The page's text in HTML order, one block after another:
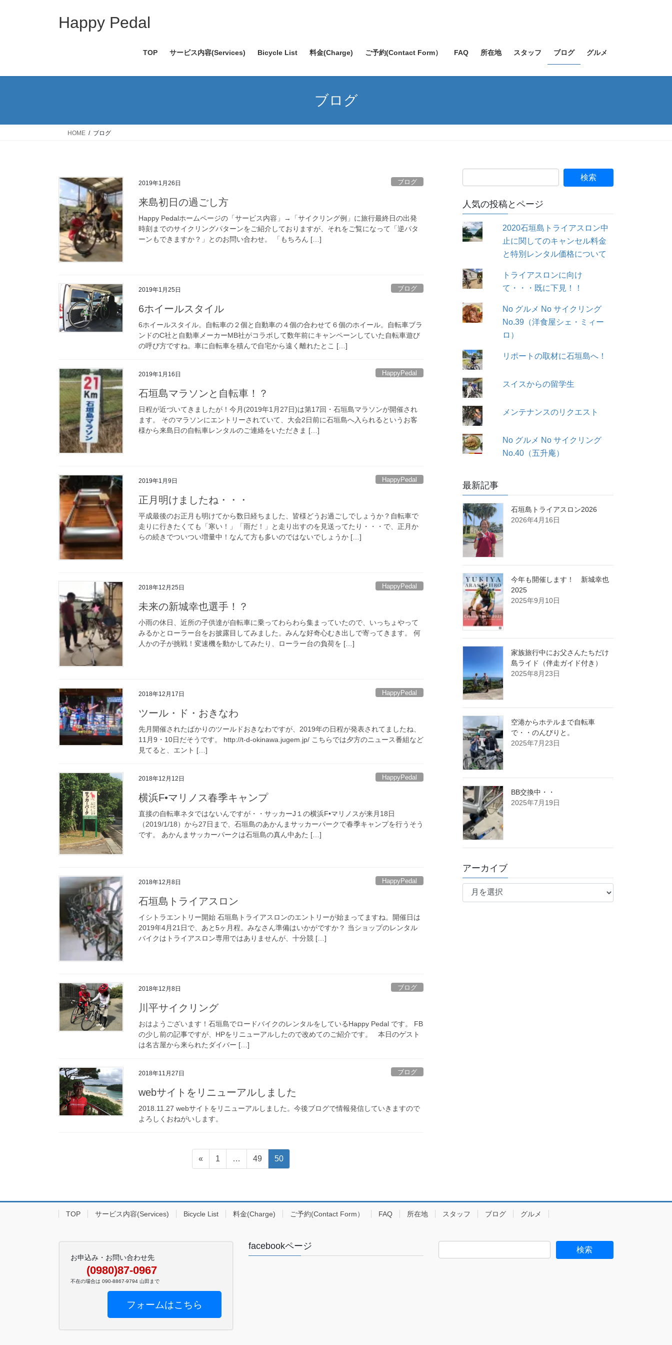
ス
ン
Happy Pedal
TOP サービス内容(Services) Bicycle List 料金(Charge) ご予約(Contact Form） FAQ 所在地 スタッフ ブログ グルメ
ブログ
HOME ブログ
2019年1月26日 ブログ
来島初日の過ごし方
Happy Pedalホームページの「サービス内容」→「サイクリング例」に旅行最終日の出発
時刻までのサイクリングパターンをご紹介しておりますが、それをご覧になって「逆パタ
ーンもできますか？」とのお問い合わせ。 「もちろん […]
2019年1月25日 ブログ
6ホイールスタイル
6ホイールスタイル。自転車の２個と自動車の４個の合わせて６個のホイール。自転車ブラ
ンドのC社と自動車メーカーMB社がコラボして数年前にキャンペーンしていた自転車遊び
の呼び方ですね。車に自転車を積んで自宅から遠く離れたとこ […]
2019年1月16日 HappyPedal
石垣島マラソンと自転車！？
日程が近づいてきましたが！今月(2019年1月27日)は第17回・石垣島マラソンが開催され
ます。 そのマラソンにエントリーされていて、大会2日前に石垣島へ入られるというお客
様から来島日の自転車レンタルのご連絡をいただきま […]
2019年1月9日 HappyPedal
正月明けましたね・・・
平成最後のお正月も明けてから数日経ちました、皆様どうお過ごしでしょうか？自転車で
走りに行きたくても「寒い！」「雨だ！」と走り出すのを見送ってたり・・・で、正月か
らの続きでついつい増量中！なんて方も多いのではないでしょうか […]
2018年12月25日 HappyPedal
未来の新城幸也選手！？
小雨の休日、近所の子供達が自転車に乗ってわらわら集まっていたので、いっちょやって
みるかとローラー台をお披露目してみました。みんな好奇心むき出しで寄ってきます。 何
人かの子が挑戦！変速機を動かしてみたり、ローラー台の負荷を […]
2018年12月17日 HappyPedal
ツール・ド・おきなわ
先月開催されたばかりのツールドおきなわですが、2019年の日程が発表されてましたね、
11月9・10日だそうです。 http://t-d-okinawa.jugem.jp/ こちらでは夕方のニュース番組など
見てると、エント […]
2018年12月12日 HappyPedal
横浜F•マリノス春季キャンプ
直接の自転車ネタではないんですが・・サッカーJ１の横浜F•マリノスが来月18日
（2019/1/18）から27日まで、石垣島のあかんまサッカーパークで春季キャンプを行うそう
です。 あかんまサッカーパークは石垣島の真ん中あた […]
2018年12月8日 HappyPedal
石垣島トライアスロン
イシトラエントリー開始 石垣島トライアスロンのエントリーが始まってますね。開催日は
2019年4月21日で、あと5ヶ月程。みなさん準備はいかがですか？ 当ショップのレンタル
バイクはトライアスロン専用ではありませんが、十分競 […]
2018年12月8日 ブログ
川平サイクリング
おはようございます！石垣島でロードバイクのレンタルをしているHappy Pedal です。 FB
の少し前の記事ですが、HPをリニューアルしたので改めてのご紹介です。 本日のゲスト
は名古屋から来られたダイバー […]
2018年11月27日 ブログ
webサイトをリニューアルしました
2018.11.27 webサイトをリニューアルしました。今後ブログで情報発信していきますので
よろしくおねがいします。
ペ
ー
送
«
固
定
ジ
1 …
固
定
ジ
49
固
定
ジ
50
人気の投稿とページ
2020石垣島トライアスロン中
止に関してのキャンセル料金
と特別レンタル価格について
トライアスロンに向け
て・・・既に下見！！
No グルメ No サイクリング
No.39（洋食屋シェ・ミィー
ロ）
リポートの取材に石垣島へ！
スイスからの留学生
メンテナンスのリクエスト
No グルメ No サイクリング
No.40（五升庵）
最新記事
石垣島トライアスロン2026
2026年4月16日
今年も開催します！ 新城幸也
2025
2025年9月10日
家族旅行中にお父さんたちだけ
島ライド（伴走ガイド付き）
2025年8月23日
空港からホテルまで自転車
で・・のんびりと。
2025年7月23日
BB交換中・・
2025年7月19日
アーカイブ
ア
TOP サービス内容(Services) Bicycle List 料金(Charge) ご予約(Contact Form） FAQ 所在地 スタッフ ブログ グルメ
お申込み・お問い合わせ先
(0980)87-0967
不在の場合は 090-8867-9794 山田まで
フォームはこちら
facebookページ